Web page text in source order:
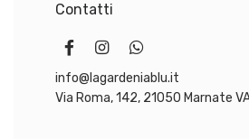
Contatti
info@lagardeniablu.it
Via Roma, 142, 21050 Marnate